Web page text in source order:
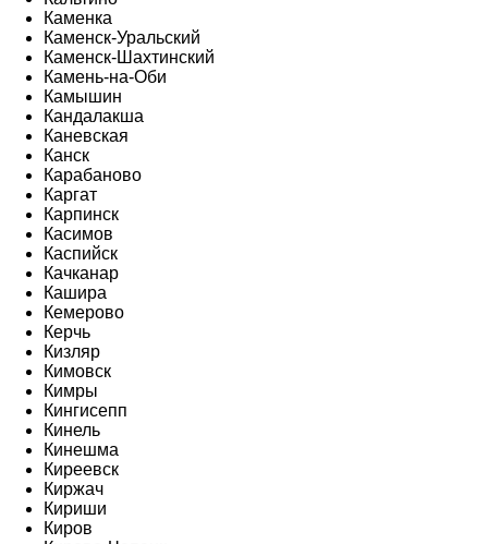
Каменка
Каменск-Уральский
Каменск-Шахтинский
Камень-на-Оби
Камышин
Кандалакша
Каневская
Канск
Карабаново
Каргат
Карпинск
Касимов
Каспийск
Качканар
Кашира
Кемерово
Керчь
Кизляр
Кимовск
Кимры
Кингисепп
Кинель
Кинешма
Киреевск
Киржач
Кириши
Киров